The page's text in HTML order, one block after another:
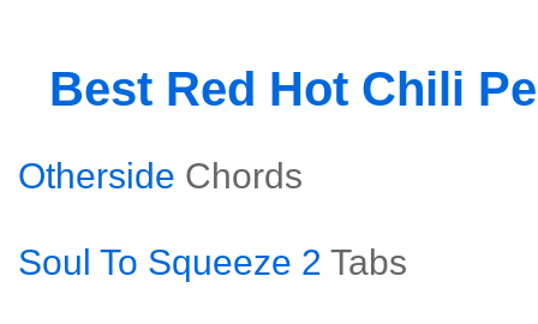
Best Red Hot Chili
Otherside Chords
Soul To Squeeze 2 Tabs